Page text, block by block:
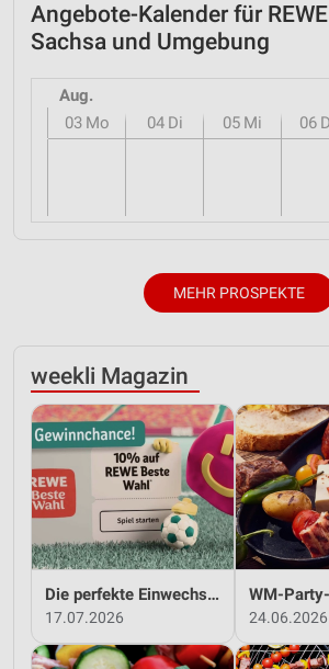
Angebote-Kalender für
Sachsa und Umgebung
Aug.
03 Mo 04 Di 05 Mi 06
MEHR PROSPEKTE
weekli Magazin
Die perfekte Einwechslung: Dein Fan-Bonus!*
17.07.2026 24.06.2026